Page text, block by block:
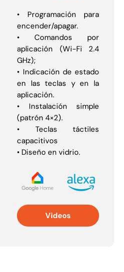
• Programación para
encender/apagar.
• Comandos por
aplicación (Wi-Fi 2.4
GHz);
• Indicación de estado
en las teclas y en la
aplicación.
• Instalación simple
(patrón 4×2).
• Teclas táctiles
capacitivos
• Diseño en vidrio.
Videos